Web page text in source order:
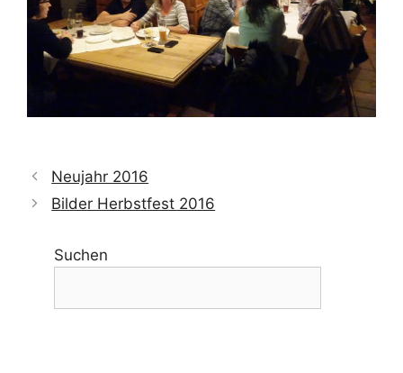
Neujahr 2016
Bilder Herbstfest 2016
Suchen